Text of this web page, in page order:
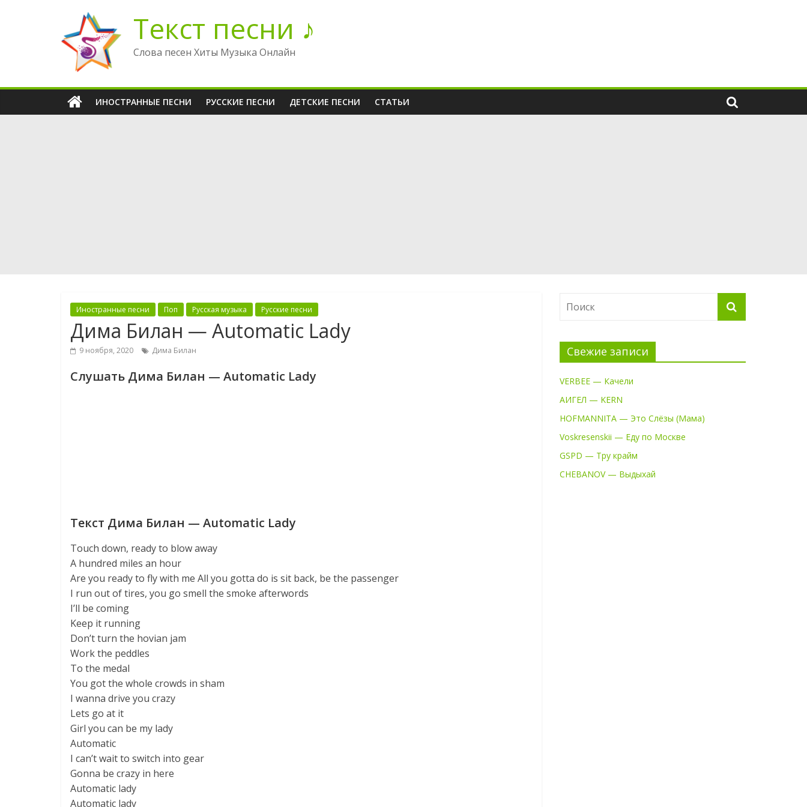
содержимому
Текст песни ♪
Слова песен Хиты Музыка Онлайн
ИНОСТРАННЫЕ ПЕСНИ РУССКИЕ ПЕСНИ ДЕТСКИЕ ПЕСНИ СТАТЬИ
Иностранные песни Поп Русская музыка Русские песни
Дима Билан — Automatic Lady
9 ноября, 2020 Дима Билан
Слушать Дима Билан — Automatic Lady
Текст Дима Билан — Automatic Lady
Touch down, ready to blow away
A hundred miles an hour
Are you ready to fly with me All you gotta do is sit back, be the passenger
I run out of tires, you go smell the smoke afterwords
I’ll be coming
Keep it running
Don’t turn the hovian jam
Work the peddles
To the medal
You got the whole crowds in sham
I wanna drive you crazy
Lets go at it
Girl you can be my lady
Automatic
I can’t wait to switch into gear
Gonna be crazy in here
Automatic lady
Automatic lady
Свежие записи
VERBEE — Качели
АИГЕЛ — KERN
HOFMANNITA — Это Слёзы (Мама)
Voskresenskii — Еду по Москве
GSPD — Тру крайм
CHEBANOV — Выдыхай